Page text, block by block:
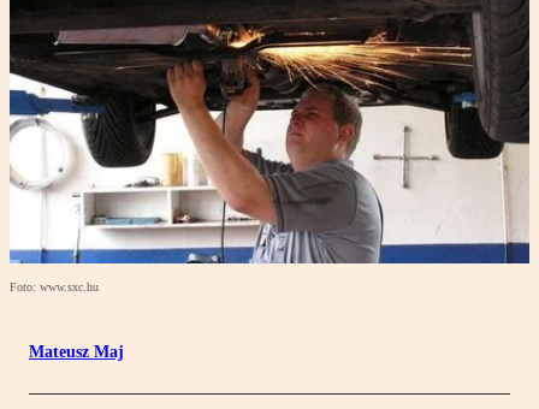
Foto: www.sxc.hu
Mateusz Maj